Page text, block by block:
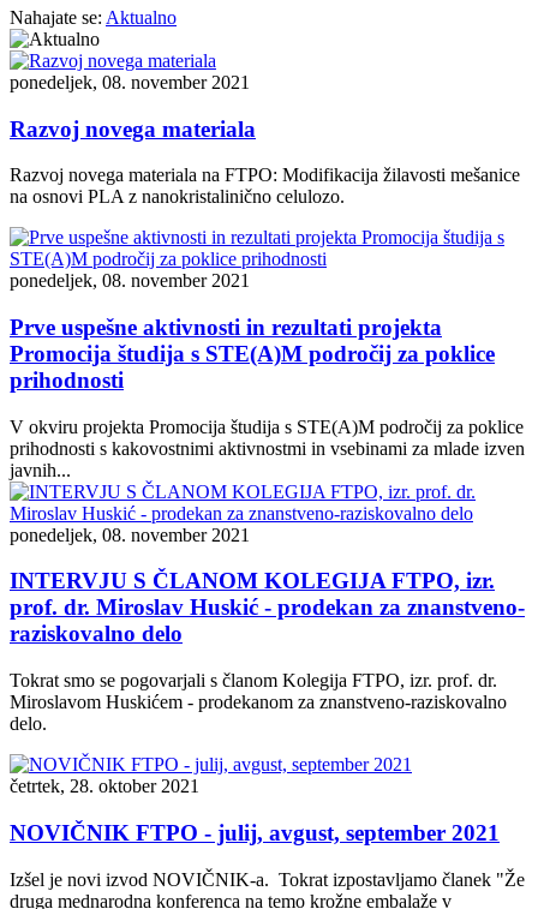
Nahajate se: Aktualno
ponedeljek, 08. november 2021
Razvoj novega materiala
Razvoj novega materiala na FTPO: Modifikacija žilavosti mešanice
na osnovi PLA z nanokristalinično celulozo.
ponedeljek, 08. november 2021
Prve uspešne aktivnosti in rezultati projekta
Promocija študija s STE(A)M področij za poklice
prihodnosti
V okviru projekta Promocija študija s STE(A)M področij za poklice
prihodnosti s kakovostnimi aktivnostmi in vsebinami za mlade izven
javnih...
ponedeljek, 08. november 2021
INTERVJU S ČLANOM KOLEGIJA FTPO, izr.
prof. dr. Miroslav Huskić - prodekan za znanstveno-
raziskovalno delo
Tokrat smo se pogovarjali s članom Kolegija FTPO, izr. prof. dr.
Miroslavom Huskićem - prodekanom za znanstveno-raziskovalno
delo.
četrtek, 28. oktober 2021
NOVIČNIK FTPO - julij, avgust, september 2021
Izšel je novi izvod NOVIČNIK-a. Tokrat izpostavljamo članek "Že
druga mednarodna konferenca na temo krožne embalaže v